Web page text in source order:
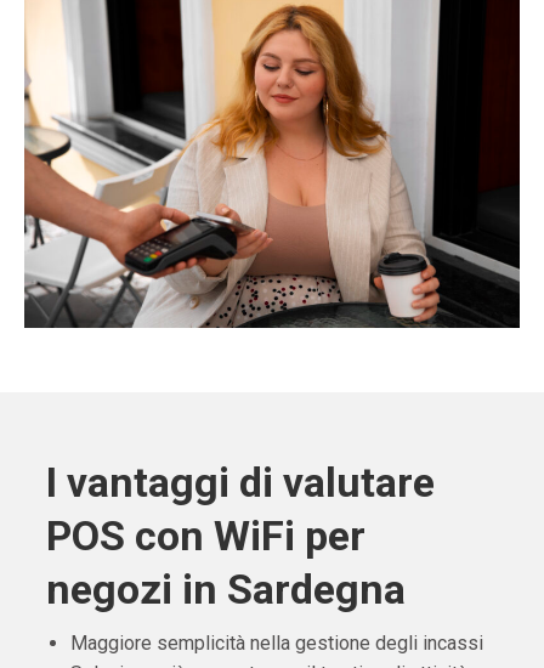
I vantaggi di valutare
POS con WiFi per
negozi in Sardegna
Maggiore semplicità nella gestione degli incassi